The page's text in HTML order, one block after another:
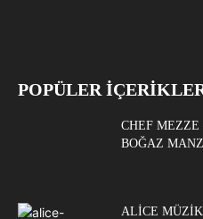
POPÜLER
CHEF
BOĞAZ
ALICE